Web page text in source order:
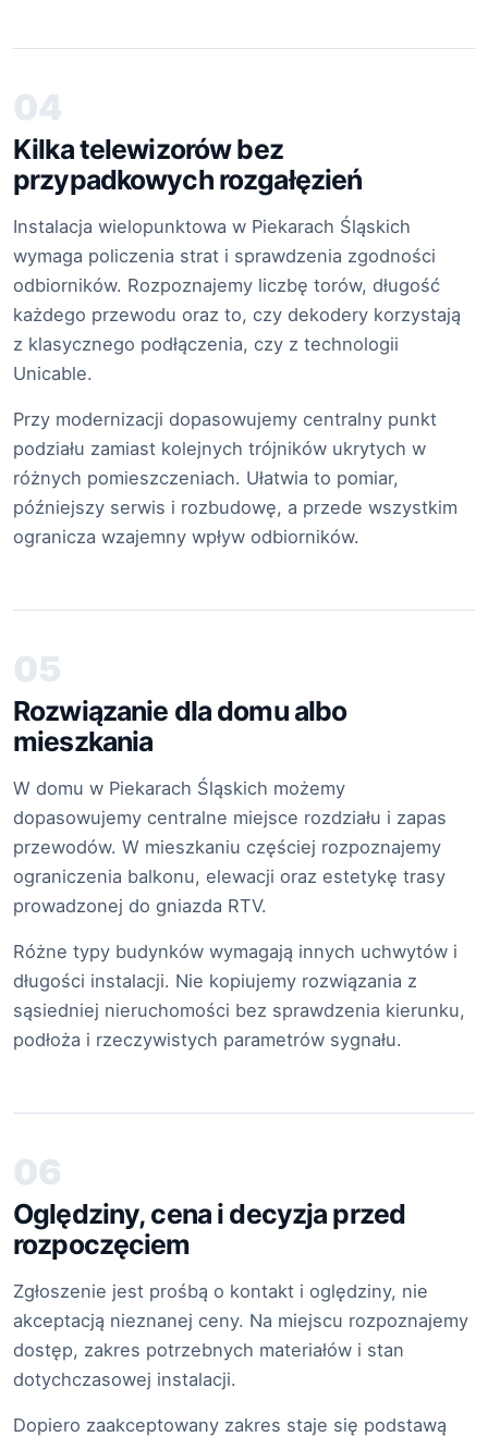
04
Kilka telewizorów bez
przypadkowych rozgałęzień
Instalacja wielopunktowa w Piekarach Śląskich
wymaga policzenia strat i sprawdzenia zgodności
odbiorników. Rozpoznajemy liczbę torów, długość
każdego przewodu oraz to, czy dekodery korzystają
z klasycznego podłączenia, czy z technologii
Unicable.
Przy modernizacji dopasowujemy centralny punkt
podziału zamiast kolejnych trójników ukrytych w
różnych pomieszczeniach. Ułatwia to pomiar,
późniejszy serwis i rozbudowę, a przede wszystkim
ogranicza wzajemny wpływ odbiorników.
05
Rozwiązanie dla domu albo
mieszkania
W domu w Piekarach Śląskich możemy
dopasowujemy centralne miejsce rozdziału i zapas
przewodów. W mieszkaniu częściej rozpoznajemy
ograniczenia balkonu, elewacji oraz estetykę trasy
prowadzonej do gniazda RTV.
Różne typy budynków wymagają innych uchwytów i
długości instalacji. Nie kopiujemy rozwiązania z
sąsiedniej nieruchomości bez sprawdzenia kierunku,
podłoża i rzeczywistych parametrów sygnału.
06
Oględziny, cena i decyzja przed
rozpoczęciem
Zgłoszenie jest prośbą o kontakt i oględziny, nie
akceptacją nieznanej ceny. Na miejscu rozpoznajemy
dostęp, zakres potrzebnych materiałów i stan
dotychczasowej instalacji.
Dopiero zaakceptowany zakres staje się podstawą